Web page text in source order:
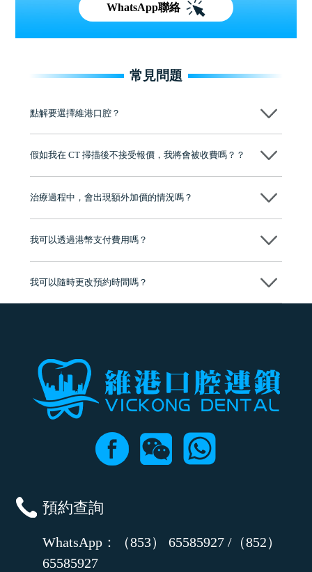
WhatsApp聯絡
常見問題
點解要選擇維港口腔？
維港口腔踐行「醫道濟世」的大學校訓，各分院匯聚來自香港、內地的
牌」、「2025香港企業領袖品牌」，是諾貝爾種植系統全球放心植牙中
至今已服務超過三十個國家和地區的顧客，受到粵港澳大灣區及周邊城
市市民極高的口碑評價及信任推薦 珠海、深圳設有八大分院，香港亦設
有咨詢及服務保障中心，有任何問題都可以隨時預約免費咨詢，讓人十
假如我在 CT 掃描後不接受報價，我將會被收費嗎？？
治療過程中，會出現額外加價的情況嗎？
我可以透過港幣支付費用嗎？
我可以隨時更改預約時間嗎？
可以，請盡早通過wechat或whatsapp聯絡我們，告知我們你原本預約的
預約查詢
WhatsApp：（853） 65585927 /（852）
65585927